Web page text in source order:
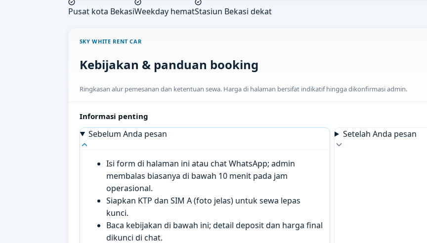
Pusat kota BekasiWeekday hematStasiun Bekasi dekat
SKY WHITE RENT CAR
Kebijakan & panduan booking
Ringkasan alur pemesanan dan ketentuan sewa. Harga di halaman bersifat indikatif hingga dikonfirmasi admin.
Informasi penting
Sebelum Anda pesan
Isi form di halaman ini atau chat WhatsApp; admin
membalas biasanya di bawah 10 menit pada jam
operasional.
Siapkan KTP dan SIM A (foto jelas) untuk sewa lepas
kunci.
Baca kebijakan di bawah ini; detail deposit dan harga final
dikunci di chat.
Setelah Anda pesan